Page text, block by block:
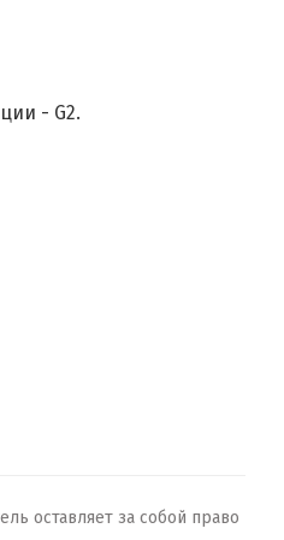
- G2.
оставляет за собой право